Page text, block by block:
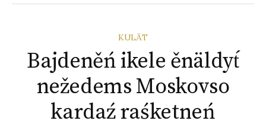
KULÄT
Bajdeněń ikele ěnäldyt́
nežedems Moskovso
kardaź raśketneń